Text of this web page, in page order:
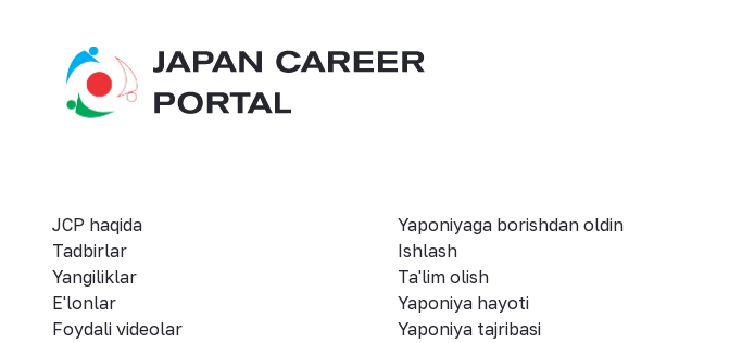
JCP haqida
Tadbirlar
Yangiliklar
E'lonlar
Foydali videolar
Yaponiyaga borishdan oldin
Ishlash
Ta'lim olish
Yaponiya hayoti
Yaponiya tajribasi